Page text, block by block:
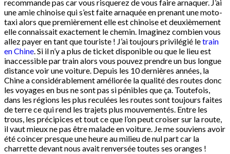
recommande pas car vous risquerez de vous faire arnaquer. J’ai
une amie chinoise qui s’est faite arnaquée en prenant une moto-
taxi alors que premièrement elle est chinoise et deuxièmement
elle connaissait exactement le chemin. Imaginez combien vous
allez payer en tant que touriste ! J’ai toujours privilégié letrain
en Chine. Si il n’y a plus de ticket disponible ou que le lieu est
inaccessible par train alors vous pouvez prendre un bus longue
distance voir une voiture. Depuis les 10 dernières années, la
Chine a considérablement améliorée la qualité des routes donc
les voyages en bus ne sont pas si pénibles que ça. Toutefois,
dans les régions les plus reculées les routes sont toujours faites
de terre ce qui rend les trajets plus mouvementés. Entre les
trous, les précipices et tout ce que l’on peut croiser sur la route,
il vaut mieux ne pas être malade en voiture. Je me souviens avoir
été coincer presque une heure au milieu de nul part car la
charrette devant nous avait renversée toutes ses oranges !